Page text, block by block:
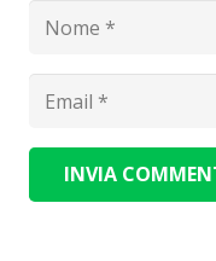
INVIA